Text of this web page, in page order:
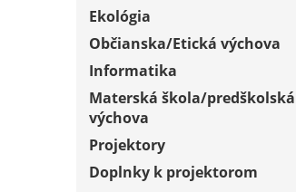
Ekológia
Občianska/Etická výchova
Informatika
Materská škola/predškolská
výchova
Projektory
Doplnky k projektorom